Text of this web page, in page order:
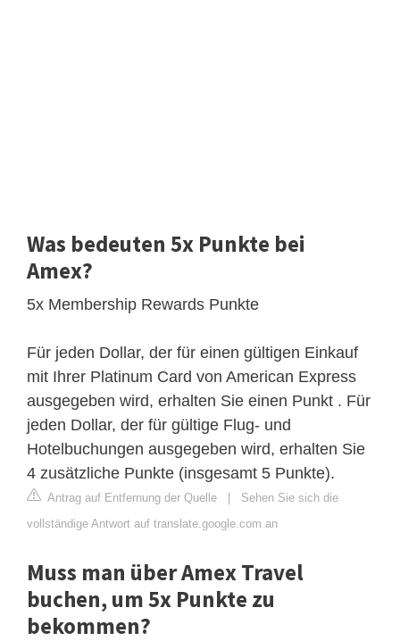
Was bedeuten 5x Punkte bei
Amex?
5x Membership Rewards Punkte
Für jeden Dollar, der für einen gültigen Einkauf
mit Ihrer Platinum Card von American Express
ausgegeben wird, erhalten Sie einen Punkt . Für
jeden Dollar, der für gültige Flug- und
Hotelbuchungen ausgegeben wird, erhalten Sie
4 zusätzliche Punkte (insgesamt 5 Punkte).
Antrag auf Entfernung der Quelle | Sehen Sie sich die
vollständige Antwort auf translate.google.com an
Muss man über Amex Travel
buchen, um 5x Punkte zu
bekommen?